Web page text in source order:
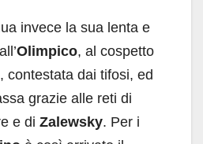
invece la sua lenta e
Olimpico, al cospetto
, contestata dai tifosi, ed
grazie alle reti di
e di Zalewsky. Per i